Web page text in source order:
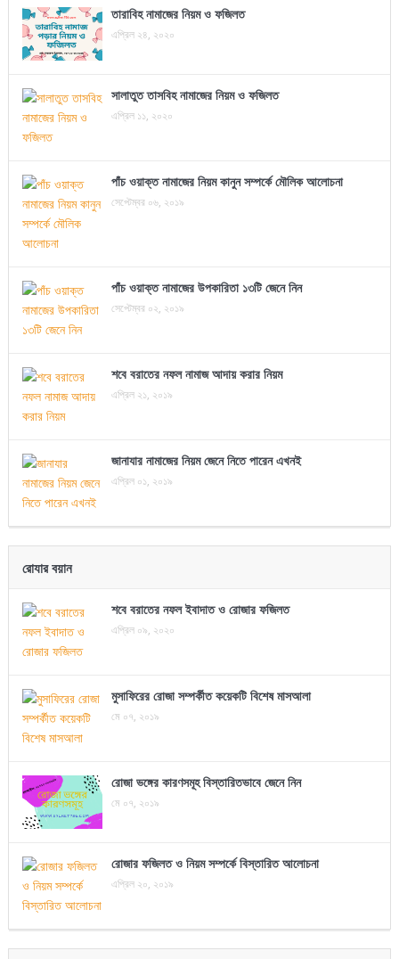
তারাবিহ নামাজের নিয়ম ও ফজিলত
এপ্রিল ২৪, ২০২০
সালাতুত তাসবিহ নামাজের নিয়ম ও ফজিলত
এপ্রিল ১১, ২০২০
পাঁচ ওয়াক্ত নামাজের নিয়ম কানুন সম্পর্কে মৌলিক আলোচনা
সেপ্টেম্বর ০৬, ২০১৯
পাঁচ ওয়াক্ত নামাজের উপকারিতা ১৩টি জেনে নিন
সেপ্টেম্বর ০২, ২০১৯
শবে বরাতের নফল নামাজ আদায় করার নিয়ম
এপ্রিল ২১, ২০১৯
জানাযার নামাজের নিয়ম জেনে নিতে পারেন এখনই
এপ্রিল ০১, ২০১৯
রোযার বয়ান
শবে বরাতের নফল ইবাদাত ও রোজার ফজিলত
এপ্রিল ০৯, ২০২০
মুসাফিরের রোজা সম্পর্কীত কয়েকটি বিশেষ মাসআলা
মে ০৭, ২০১৯
রোজা ভঙ্গের কারণসমূহ বিস্তারিতভাবে জেনে নিন
মে ০৭, ২০১৯
রোজার ফজিলত ও নিয়ম সম্পর্কে বিস্তারিত আলোচনা
এপ্রিল ২০, ২০১৯